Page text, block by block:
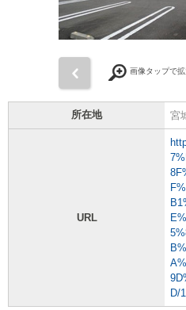
画像タップで
所在地 宮
URL
D/